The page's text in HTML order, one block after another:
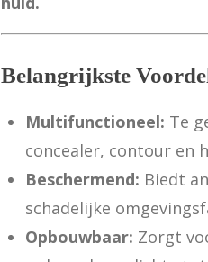
Belangrijkste
Multifunctioneel: Te
concealer, contour en
Beschermend: Biedt
schadelijke
Opbouwbaar: Zorgt